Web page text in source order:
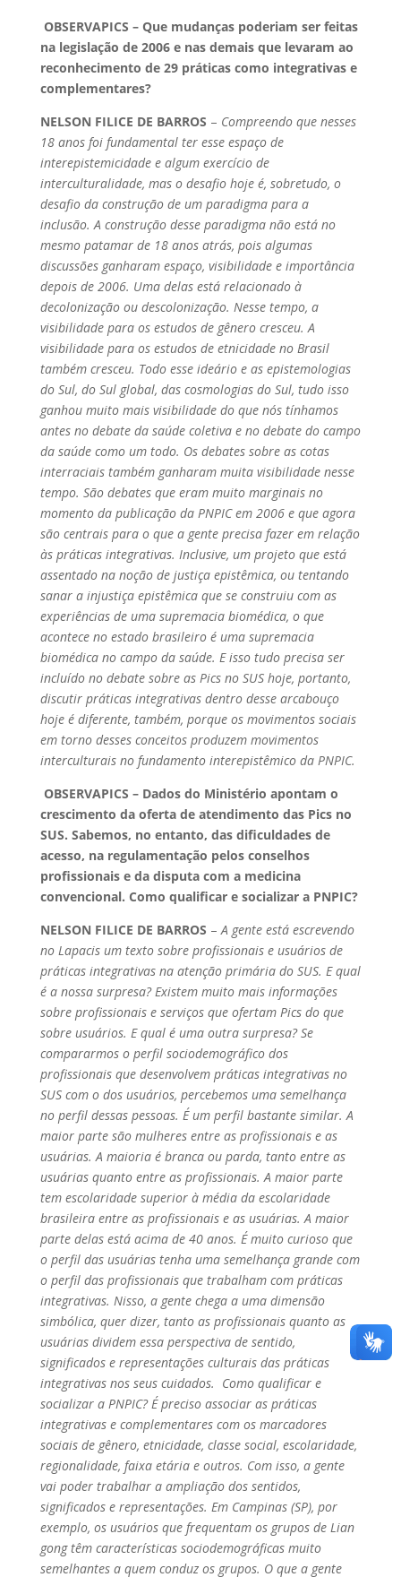
OBSERVAPICS – Que mudanças poderiam ser feitas
na legislação de 2006 e nas demais que levaram ao
reconhecimento de 29 práticas como integrativas e
complementares?
NELSON FILICE DE BARROS – Compreendo que nesses
18 anos foi fundamental ter esse espaço de
interepistemicidade e algum exercício de
interculturalidade, mas o desafio hoje é, sobretudo, o
desafio da construção de um paradigma para a
inclusão. A construção desse paradigma não está no
mesmo patamar de 18 anos atrás, pois algumas
discussões ganharam espaço, visibilidade e importância
depois de 2006. Uma delas está relacionado à
decolonização ou descolonização. Nesse tempo, a
visibilidade para os estudos de gênero cresceu. A
visibilidade para os estudos de etnicidade no Brasil
também cresceu. Todo esse ideário e as epistemologias
do Sul, do Sul global, das cosmologias do Sul, tudo isso
ganhou muito mais visibilidade do que nós tínhamos
antes no debate da saúde coletiva e no debate do campo
da saúde como um todo. Os debates sobre as cotas
interraciais também ganharam muita visibilidade nesse
tempo. São debates que eram muito marginais no
momento da publicação da PNPIC em 2006 e que agora
são centrais para o que a gente precisa fazer em relação
às práticas integrativas. Inclusive, um projeto que está
assentado na noção de justiça epistêmica, ou tentando
sanar a injustiça epistêmica que se construiu com as
experiências de uma supremacia biomédica, o que
acontece no estado brasileiro é uma supremacia
biomédica no campo da saúde. E isso tudo precisa ser
incluído no debate sobre as Pics no SUS hoje, portanto,
discutir práticas integrativas dentro desse arcabouço
hoje é diferente, também, porque os movimentos sociais
em torno desses conceitos produzem movimentos
interculturais no fundamento interepistêmico da PNPIC.
OBSERVAPICS – Dados do Ministério apontam o
crescimento da oferta de atendimento das Pics no
SUS. Sabemos, no entanto, das dificuldades de
acesso, na regulamentação pelos conselhos
profissionais e da disputa com a medicina
convencional. Como qualificar e socializar a PNPIC?
NELSON FILICE DE BARROS –A gente está escrevendo
no Lapacis um texto sobre profissionais e usuários de
práticas integrativas na atenção primária do SUS. E qual
é a nossa surpresa? Existem muito mais informações
sobre profissionais e serviços que ofertam Pics do que
sobre usuários. E qual é uma outra surpresa? Se
compararmos o perfil sociodemográfico dos
profissionais que desenvolvem práticas integrativas no
SUS com o dos usuários, percebemos uma semelhança
no perfil dessas pessoas. É um perfil bastante similar. A
maior parte são mulheres entre as profissionais e as
usuárias. A maioria é branca ou parda, tanto entre as
usuárias quanto entre as profissionais. A maior parte
tem escolaridade superior à média da escolaridade
brasileira entre as profissionais e as usuárias. A maior
parte delas está acima de 40 anos. É muito curioso que
o perfil das usuárias tenha uma semelhança grande com
o perfil das profissionais que trabalham com práticas
integrativas. Nisso, a gente chega a uma dimensão
simbólica, quer dizer, tanto as profissionais quanto as
usuárias dividem essa perspectiva de sentido,
significados e representações culturais das práticas
integrativas nos seus cuidados. Como qualificar e
socializar a PNPIC? É preciso associar as práticas
integrativas e complementares com os marcadores
sociais de gênero, etnicidade, classe social, escolaridade,
regionalidade, faixa etária e outros. Com isso, a gente
vai poder trabalhar a ampliação dos sentidos,
significados e representações. Em Campinas (SP), por
exemplo, os usuários que frequentam os grupos de Lian
gong têm características sociodemográficas muito
semelhantes a quem conduz os grupos. O que a gente